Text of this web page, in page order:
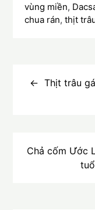
vùng miền,
chua rán,thịt
hướngThịt trâu
Chả cốm Ước